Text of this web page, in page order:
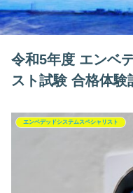
令和5年度 エンベ
スト試験 合格体験
エンベデッドシステムスペシャリスト